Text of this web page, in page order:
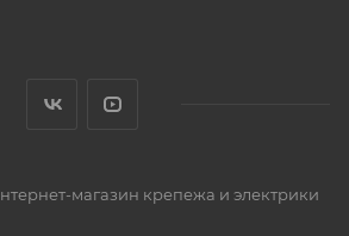
магазин крепежа и электрики